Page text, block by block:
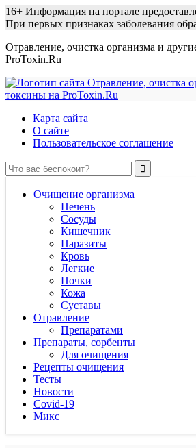
16+ Информация на портале
При первых признаках заболевания
Отравление, очистка организма и
ProToxin.Ru
Карта сайта
О сайте
Пользовательское соглашение
Очищение организма
Печень
Сосуды
Кишечник
Паразиты
Кровь
Легкие
Почки
Кожа
Суставы
Отравление
Препаратами
Препараты, сорбенты
Для очищения
Рецепты очищения
Тесты
Новости
Covid-19
Микс